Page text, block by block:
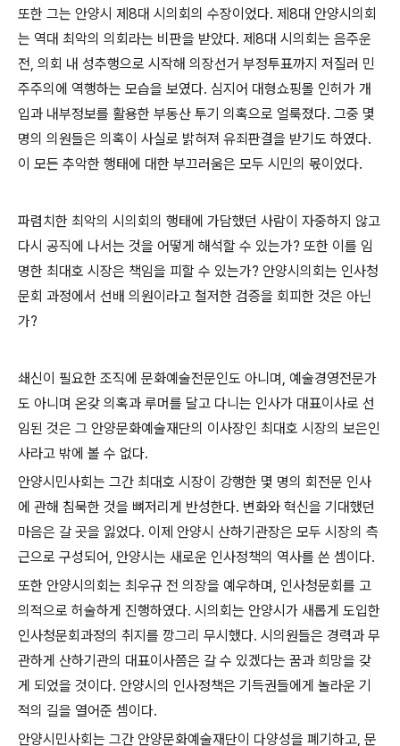
또한 그는 안양시 제 8대 시의회의 수장이었다. 제 8대 안양시의회
는 역대 최악의 의회라는 비판을 받았다. 제 8대 시의회는 음주운
전, 의회 내 성추행으로 시작해 의장선거 부정투표까지 저질러 민
주주의에 역행하는 모습을 보였다. 심지어 대형쇼핑몰 인허가 개
입과 내부정보를 활용한 부동산 투기 의혹으로 얼룩졌다. 그중 몇
명의 의원들은 의혹이 사실로 밝혀져 유죄판결을 받기도 하였다.
이 모든 추악한 행태에 대한 부끄러움은 모두 시민의 몫이었다.
파렴치한 최악의 시의회의 행태에 가담했던 사람이 자중하지 않고
다시 공직에 나서는 것을 어떻게 해석할 수 있는가? 또한 이를 임
명한 최대호 시장은 책임을 피할 수 있는가? 안양시의회는 인사청
문회 과정에서 선배 의원이라고 철저한 검증을 회피한 것은 아닌
가?
쇄신이 필요한 조직에 문화예술전문인도 아니며, 예술경영전문가
도 아니며 온갖 의혹과 루머를 달고 다니는 인사가 대표이사로 선
임된 것은 그 안양문화예술재단의 이사장인 최대호 시장의 보은인
사라고 밖에 볼 수 없다.
안양시민사회는 그간 최대호 시장이 강행한 몇 명의 회전문 인사
에 관해 침묵한 것을 뼈저리게 반성한다. 변화와 혁신을 기대했던
마음은 갈 곳을 잃었다. 이제 안양시 산하기관장은 모두 시장의 측
근으로 구성되어, 안양시는 새로운 인사정책의 역사를 쓴 셈이다.
또한 안양시의회는 최우규 전 의장을 예우하며, 인사청문회를 고
의적으로 허술하게 진행하였다. 시의회는 안양시가 새롭게 도입한
인사청문회과정의 취지를 깡그리 무시했다. 시의원들은 경력과 무
관하게 산하기관의 대표이사쯤은 갈 수 있겠다는 꿈과 희망을 갖
게 되었을 것이다. 안양시의 인사정책은 기득권들에게 놀라운 기
적의 길을 열어준 셈이다.
안양시민사회는 그간 안양문화예술재단이 다양성을 폐기하고, 문